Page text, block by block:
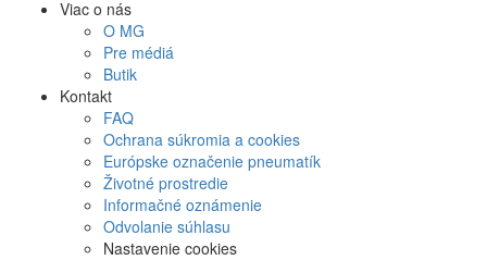
Viac o nás
O MG
Pre médiá
Butik
Kontakt
FAQ
Ochrana súkromia a cookies
Európske označenie pneumatík
Životné prostredie
Informačné oznámenie
Odvolanie súhlasu
Nastavenie cookies